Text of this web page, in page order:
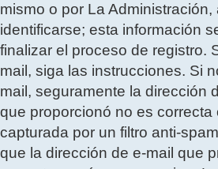
mismo o por La
identificarse; esta información
finalizar el proceso de registro.
mail, siga las instrucciones. Si
mail, seguramente la dirección
que proporcionó no es correcta
capturada por un filtro anti-
que la dirección de e-mail que